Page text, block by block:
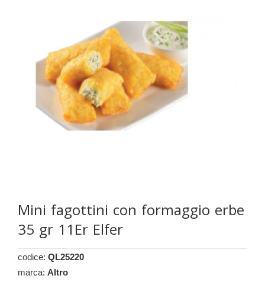
Mini fagottini con formaggio erbe
35 gr 11Er Elfer
codice: QL25220
marca: Altro